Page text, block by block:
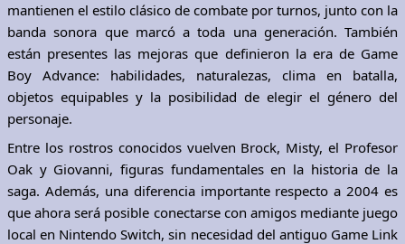
mantienen el estilo clásico de combate por turnos, junto con la
banda sonora que marcó a toda una generación. También
están presentes las mejoras que definieron la era de Game
Boy Advance: habilidades, naturalezas, clima en batalla,
objetos equipables y la posibilidad de elegir el género del
personaje.
Entre los rostros conocidos vuelven Brock, Misty, el Profesor
Oak y Giovanni, figuras fundamentales en la historia de la
saga. Además, una diferencia importante respecto a 2004 es
que ahora será posible conectarse con amigos mediante juego
local en Nintendo Switch, sin necesidad del antiguo Game Link